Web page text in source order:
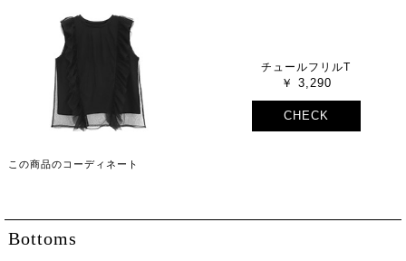
チュールフリルT
3,290
CHECK
この商品のコーディネート
Bottoms